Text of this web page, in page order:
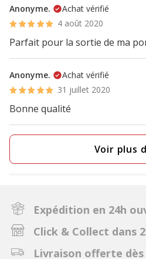
Anonyme.
Achat vérifié
4 août 2020
Parfait pour la sortie de ma
Anonyme.
Achat vérifié
31 juillet 2020
Bonne qualité
Voir plus
Expédition en 24h
Click & Collect dans
Livraison offerte dès